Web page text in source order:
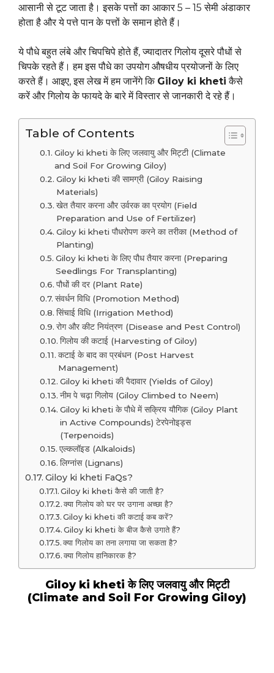
आसानी से टूट जाता है। इसके पत्तों का आकार 5 – 15 सेमी अंडाकार
होता है और ये पत्ते पान के पत्तों के समान होते हैं।
ये पौधे बहुत लंबे और चिपचिपे होते हैं, ज्यादातर गिलोय दूसरे पौधों से
चिपके रहते हैं। हम इस पौधे का उपयोग औषधीय प्रयोजनों के लिए
करते हैं। आइए, इस लेख में हम जानेंगे कि Giloy ki kheti कैसे
करें और गिलोय के फायदे के बारे में विस्तार से जानकारी दे रहे हैं।
Table of Contents
Giloy ki kheti के लिए जलवायु और मिट्टी (Climate
and Soil For Growing Giloy)
Giloy ki kheti की सामग्री (Giloy Raising
Materials)
खेत तैयार करना और उर्वरक का प्रयोग (Field
Preparation and Use of Fertilizer)
Giloy ki kheti पौधरोपण करने का तरीका (Method of
Planting)
Giloy ki kheti के लिए पौध तैयार करना (Preparing
Seedlings For Transplanting)
पौधों की दर (Plant Rate)
संवर्धन विधि (Promotion Method)
सिंचाई विधि (Irrigation Method)
रोग और कीट नियंत्रण (Disease and Pest Control)
गिलोय की कटाई (Harvesting of Giloy)
कटाई के बाद का प्रबंधन (Post Harvest
Management)
Giloy ki kheti की पैदावार (Yields of Giloy)
नीम पे चढ़ा गिलोय (Giloy Climbed to Neem)
Giloy ki kheti के पौधे में सक्रिय यौगिक (Giloy Plant
in Active Compounds) टेरपेनोइड्स
(Terpenoids)
एल्कलॉइड (Alkaloids)
लिग्नांस (Lignans)
Giloy ki kheti FaQs?
Giloy ki kheti कैसे की जाती है?
क्या गिलोय को घर पर उगाना अच्छा है?
Giloy ki kheti की कटाई कब करें?
Giloy ki kheti के बीज कैसे उगाते हैं?
क्या गिलोय का तना लगाया जा सकता है?
क्या गिलोय हानिकारक है?
Giloy ki kheti के लिए जलवायु और मिट्टी
(Climate and Soil For Growing Giloy)